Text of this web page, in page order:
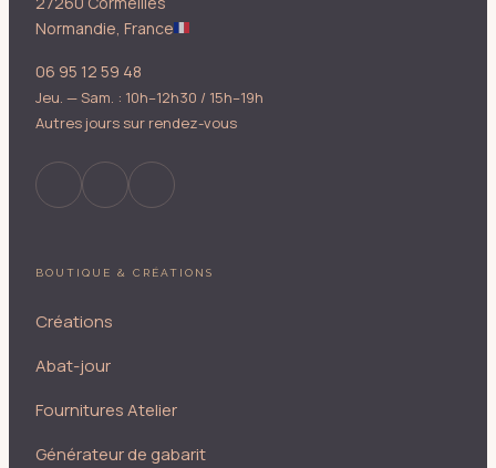
Normandie, France
06 95 12 59 48
Jeu. — Sam. : 10h–12h30 / 15h–19h
Autres jours sur rendez-vous
BOUTIQUE & CRÉATIONS
Créations
Abat-jour
Fournitures Atelier
Générateur de gabarit